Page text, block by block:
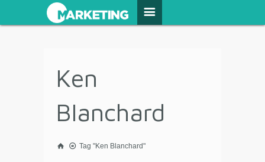
Ken
Blanchard
Tag "Ken Blanchard"